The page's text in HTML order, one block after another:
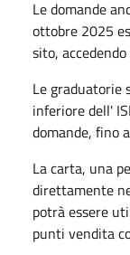
Le domande
ottobre 2025
sito,
Le graduatorie
inferiore dell'
domande, fino
La carta, una
direttamente
potrà essere
punti vendita